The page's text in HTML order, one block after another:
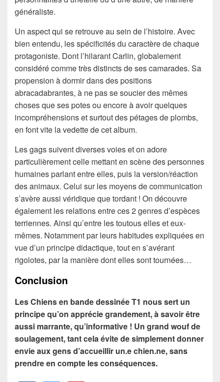
généraliste.
Un aspect qui se retrouve au sein de l’histoire. Avec
bien entendu, les spécificités du caractère de chaque
protagoniste. Dont l’hilarant Carlin, globalement
considéré comme très distincts de ses camarades. Sa
propension à dormir dans des positions
abracadabrantes, à ne pas se soucier des mêmes
choses que ses potes ou encore à avoir quelques
incompréhensions et surtout des pétages de plombs,
en font vite la vedette de cet album.
Les gags suivent diverses voies et on adore
particulièrement celle mettant en scène des personnes
humaines parlant entre elles, puis la version/réaction
des animaux. Celui sur les moyens de communication
s’avère aussi véridique que tordant ! On découvre
également les relations entre ces 2 genres d’espèces
terriennes. Ainsi qu’entre les toutous elles et eux-
mêmes. Notamment par leurs habitudes expliquées en
vue d’un principe didactique, tout en s’avérant
rigolotes, par la manière dont elles sont tournées…
Conclusion
Les Chiens en bande dessinée T1 nous sert un
principe qu’on apprécie grandement, à savoir être
aussi marrante, qu’informative ! Un grand wouf de
soulagement, tant cela évite de simplement donner
envie aux gens d’accueillir un.e chien.ne, sans
prendre en compte les conséquences.